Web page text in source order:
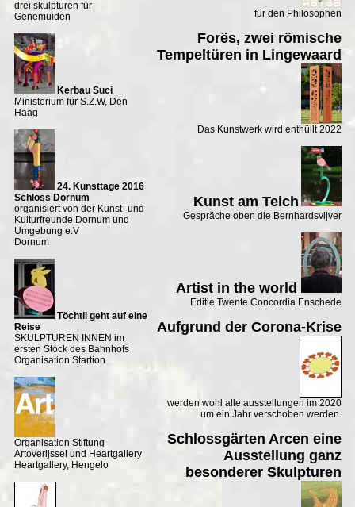
drei skulpturen für
Genemuiden
Kerbau Suci
Ministerium für S.Z.W, Den
Haag
24. Kunsttage 2016
Schloss Dornum
organisiert von der Kunst- und
Kulturfreunde Dornum und
Umgebung e.V
Dornum
Töchtli geht auf eine
Reise
SKULPTUREN INNEN im
ersten Stock des Bahnhofs
Organisation Startion
Organisation Stiftung
Artoverijssel und Heartgallery
Heartgallery, Hengelo
für den Philosophen
Forës, zwei römische
Tempeltüren in Lingewaard
Das Kunstwerk wird enthüllt 2022
Kunst am Teich
Gespräche oben die Bernhardsvijver
Artist in the world
Editie Twente Concordia Enschede
Aufgrund der Corona-Krise
werden wohl alle ausstellungen im 2020
um ein Jahr verschoben werden.
Schlossgärten Arcen eine
Ausstellung ganz
besonderer Skulpturen